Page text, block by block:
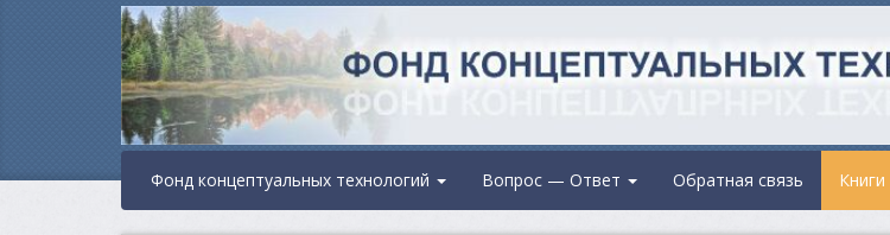
Фонд концептуальных технологий Вопрос — Ответ Обратная связь Книги